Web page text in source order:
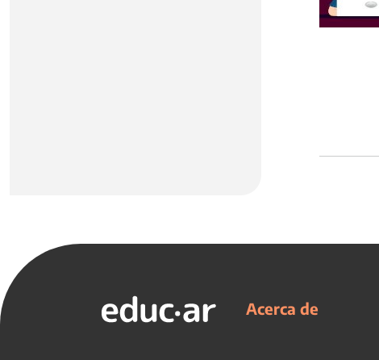
Acerca de